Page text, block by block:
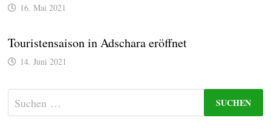
16. Mai 2021
Touristensaison in Adschara eröffnet
14. Juni 2021
Suchen
nach: